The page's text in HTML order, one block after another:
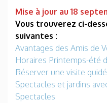
Mise à jour au 18
Vous trouverez ci-
suivantes :
Avantages des Amis de
Horaires Printemps-été
Réserver une visite
Spectacles et jardins
Spectacles